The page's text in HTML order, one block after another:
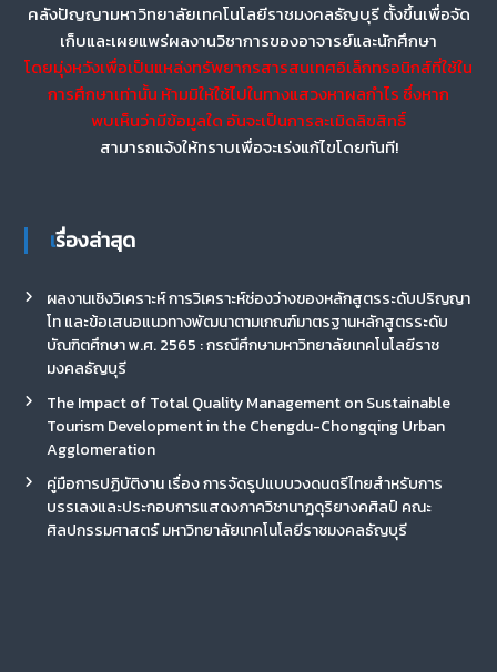
คลังปัญญามหาวิทยาลัยเทคโนโลยีราชมงคลธัญบุรี ตั้งขึ้นเพื่อจัด
เก็บและเผยแพร่ผลงานวิชาการของอาจารย์และนักศึกษา
โดยมุ่งหวังเพื่อเป็นแหล่งทรัพยากรสารสนเทศอิเล็กทรอนิกส์ที่ใช้ใน
การศึกษาเท่านั้น ห้ามมิให้ใช้ไปในทางแสวงหาผลกำไร ซึ่งหาก
พบเห็นว่ามีข้อมูลใด อันจะเป็นการละเมิดลิขสิทธิ์
สามารถแจ้งให้ทราบเพื่อจะเร่งแก้ไขโดยทันที!
เรื่องล่าสุด
ผลงานเชิงวิเคราะห์ การวิเคราะห์ช่องว่างของหลักสูตรระดับปริญญา
โท และข้อเสนอแนวทางพัฒนาตามเกณฑ์มาตรฐานหลักสูตรระดับ
บัณฑิตศึกษา พ.ศ. 2565 : กรณีศึกษามหาวิทยาลัยเทคโนโลยีราช
มงคลธัญบุรี
The Impact of Total Quality Management on Sustainable
Tourism Development in the Chengdu-Chongqing Urban
Agglomeration
คู่มือการปฏิบัติงาน เรื่อง การจัดรูปแบบวงดนตรีไทยสำหรับการ
บรรเลงและประกอบการแสดงภาควิชานาฏดุริยางคศิลป์ คณะ
ศิลปกรรมศาสตร์ มหาวิทยาลัยเทคโนโลยีราชมงคลธัญบุรี